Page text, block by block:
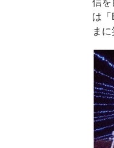
信を
は
ま